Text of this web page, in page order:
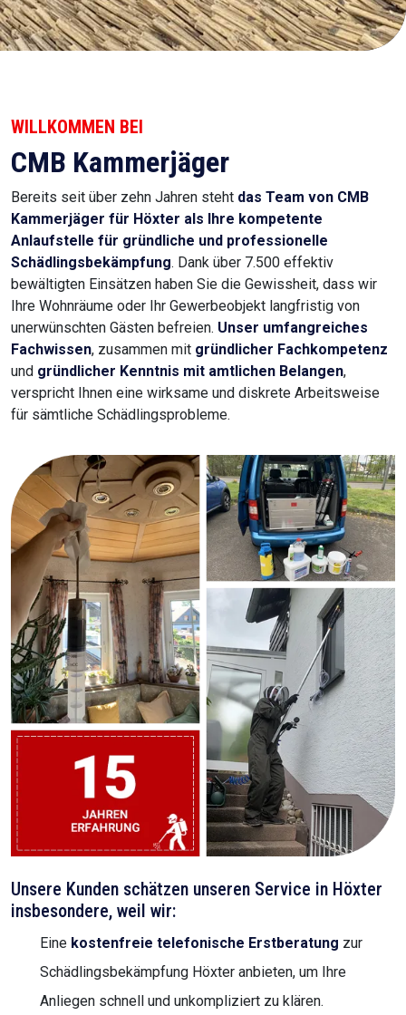
WILLKOMMEN BEI
CMB Kammerjäger
Bereits seit über zehn Jahren steht das Team von CMB
Kammerjäger für Höxter als Ihre kompetente
Anlaufstelle für gründliche und professionelle
Schädlingsbekämpfung. Dank über 7.500 effektiv
bewältigten Einsätzen haben Sie die Gewissheit, dass wir
Ihre Wohnräume oder Ihr Gewerbeobjekt langfristig von
unerwünschten Gästen befreien. Unser umfangreiches
Fachwissen, zusammen mit gründlicher Fachkompetenz
und gründlicher Kenntnis mit amtlichen Belangen,
verspricht Ihnen eine wirksame und diskrete Arbeitsweise
für sämtliche Schädlingsprobleme.
Unsere Kunden schätzen unseren Service in Höxter
insbesondere, weil wir:
Eine kostenfreie telefonische Erstberatung zur
Schädlingsbekämpfung Höxter anbieten, um Ihre
Anliegen schnell und unkompliziert zu klären.